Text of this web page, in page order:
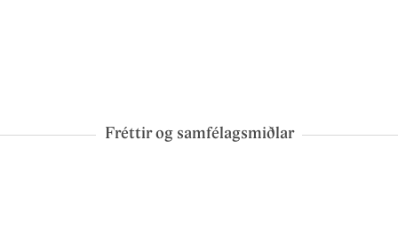
Fréttir og samfélagsmiðlar